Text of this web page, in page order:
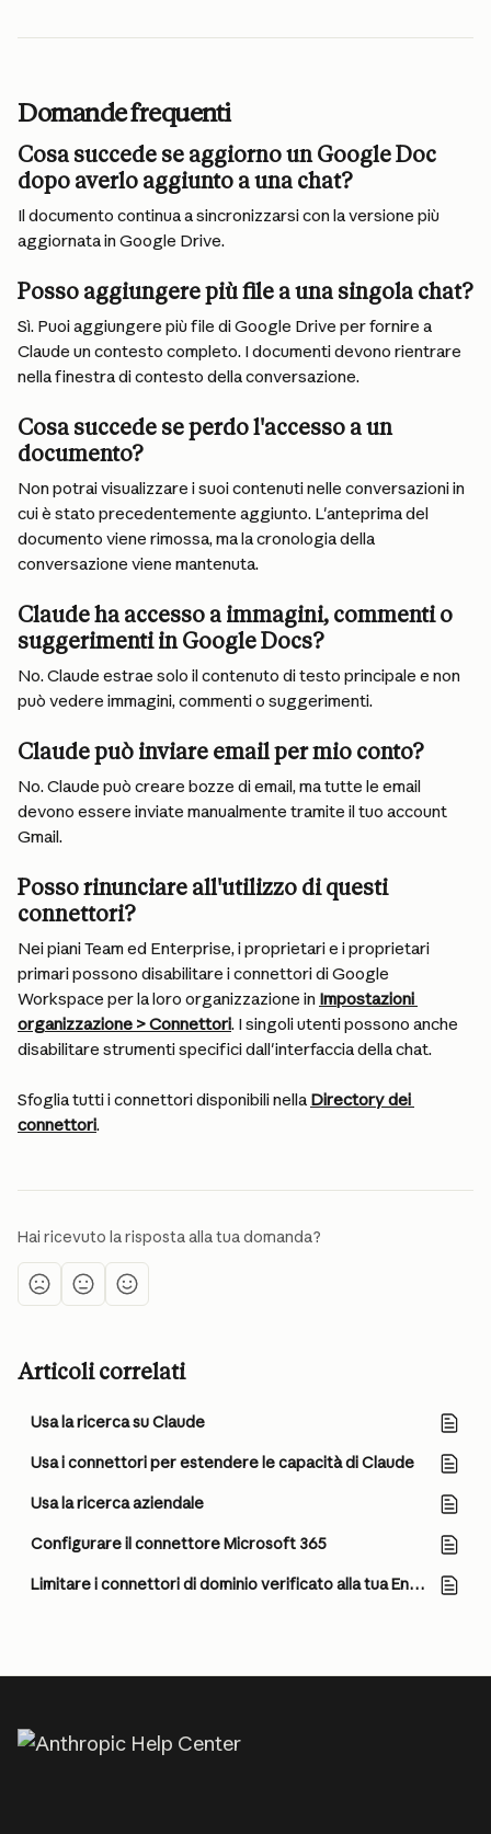
Domande frequenti
Cosa succede se aggiorno un Google Doc
dopo averlo aggiunto a una chat?
Il documento continua a sincronizzarsi con la versione più
aggiornata in Google Drive.
Posso aggiungere più file a una singola chat?
Sì. Puoi aggiungere più file di Google Drive per fornire a
Claude un contesto completo. I documenti devono rientrare
nella finestra di contesto della conversazione.
Cosa succede se perdo l'accesso a un
documento?
Non potrai visualizzare i suoi contenuti nelle conversazioni in
cui è stato precedentemente aggiunto. L'anteprima del
documento viene rimossa, ma la cronologia della
conversazione viene mantenuta.
Claude ha accesso a immagini, commenti o
suggerimenti in Google Docs?
No. Claude estrae solo il contenuto di testo principale e non
può vedere immagini, commenti o suggerimenti.
Claude può inviare email per mio conto?
No. Claude può creare bozze di email, ma tutte le email
devono essere inviate manualmente tramite il tuo account
Gmail.
Posso rinunciare all'utilizzo di questi
connettori?
Nei piani Team ed Enterprise, i proprietari e i proprietari
primari possono disabilitare i connettori di Google
Workspace per la loro organizzazione in Impostazioni
organizzazione > Connettori. I singoli utenti possono anche
disabilitare strumenti specifici dall'interfaccia della chat.
Sfoglia tutti i connettori disponibili nella Directory dei
connettori.
Hai ricevuto la risposta alla tua domanda?
Articoli correlati
Usa la ricerca su Claude
Usa i connettori per estendere le capacità di Claude
Usa la ricerca aziendale
Configurare il connettore Microsoft 365
Limitare i connettori di dominio verificato alla tua Enterprise